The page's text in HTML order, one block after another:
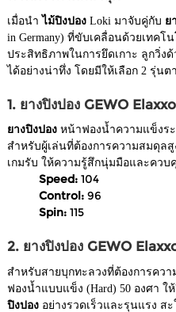
เมื่อนำ ไม้ปิงปอง Loki มาจับคู่กับ ย
in Germany) ที่ขับเคลื่อนด้วยเทคโ
ประสิทธิภาพในการยึดเกาะ ลูกวิ่ง
ได้อย่างน่าทึ่ง โดยมีให้เลือก 2 รุ่น
1. ยางปิงปอง GEWO
ยางปิงปอง หน้าฟองน้ำความแข็งระ
สำหรับผู้เล่นที่ต้องการความสมดุล
เกมรับ ให้ความรู้สึกนุ่มมือและควบ
Speed: 104
Control: 96
Spin: 115
2. ยางปิงปอง GEWO
สำหรับสายบุกทะลวงที่ต้องการควา
ฟองน้ำแบบแข็ง (Hard) 50 องศา
ปิงปอง อย่างรวดเร็วและรุนแรง ส